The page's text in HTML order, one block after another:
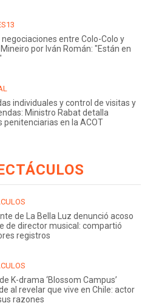
negociaciones entre Colo-Colo y
por Iván Román: "Están en
individuales y control de visitas y
Ministro Rabat detalla
penitenciarias en la ACOT
de La Bella Luz denunció acoso
de director musical: compartió
registros
K-drama ‘Blossom Campus’
al revelar que vive en Chile: actor
razones